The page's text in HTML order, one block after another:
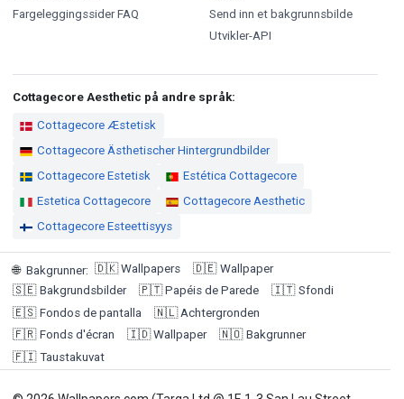
Fargeleggingssider FAQ
Send inn et bakgrunnsbilde
Utvikler-API
Cottagecore Aesthetic på andre språk:
Cottagecore Æstetisk
Cottagecore Ästhetischer Hintergrundbilder
Cottagecore Estetisk
Estética Cottagecore
Estetica Cottagecore
Cottagecore Aesthetic
Cottagecore Esteettisyys
🌐 Bakgrunner: 🇩🇰 Wallpapers 🇩🇪 Wallpaper
🇸🇪 Bakgrundsbilder 🇵🇹 Papéis de Parede 🇮🇹 Sfondi
🇪🇸 Fondos de pantalla 🇳🇱 Achtergronden
🇫🇷 Fonds d'écran 🇮🇩 Wallpaper 🇳🇴 Bakgrunner
🇫🇮 Taustakuvat